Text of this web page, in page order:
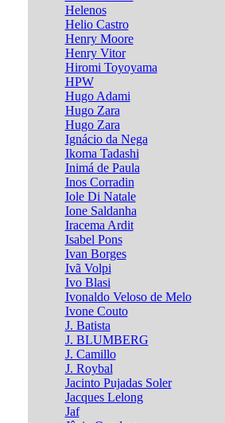
Helenos
Helio Castro
Henry Moore
Henry Vitor
Hiromi Toyoyama
HPW
Hugo Adami
Hugo Zara
Hugo Zara
Ignácio da Nega
Ikoma Tadashi
Inimá de Paula
Inos Corradin
Iole Di Natale
Ione Saldanha
Iracema Ardit
Isabel Pons
Ivan Borges
Ivã Volpi
Ivo Blasi
Ivonaldo Veloso de Melo
Ivone Couto
J. Batista
J. BLUMBERG
J. Camillo
J. Roybal
Jacinto Pujadas Soler
Jacques Lelong
Jaf